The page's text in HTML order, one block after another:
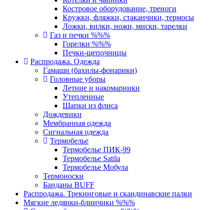
Костровое оборудование, треноги
Кружки, фляжки, стаканчики, термосы
Ложки, вилки, ножи, миски, тарелки
Газ и печки %%%
Горелки %%%
Печки-щепочницы
Распродажа. Одежда
Гамаши (бахилы-фонарики)
Головные уборы
Летние и накомарники
Утепленные
Шапки из флиса
Дождевики
Мембранная одежда
Сигнальная одежда
Термобелье
Термобелье ПИК-99
Термобелье Satila
Термобелье Мобула
Термоноски
Банданы BUFF
Распродажа. Трекинговые и скандинавские палки
Мягкие ледянки-блинчики %%%